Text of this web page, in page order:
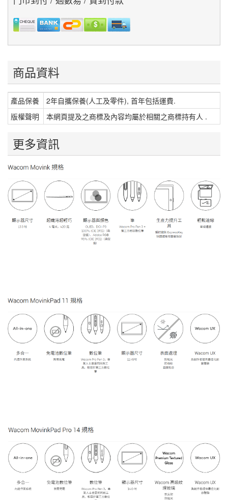
商品資料
產品保養
2年自攜保養(人工及零件), 首年包括運費.
版權聲明
本網頁提及之商標及內容均屬於相關之商標持有人 .
更多資訊